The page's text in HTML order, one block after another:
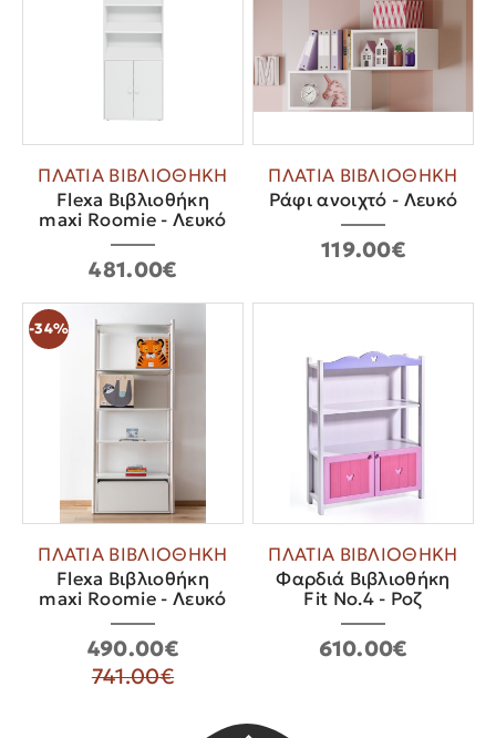
ΠΛΑΤΙΑ ΒΙΒΛΙΟΘΗΚΗ
Flexa Βιβλιοθήκη
maxi Roomie - Λευκό
481.00€
ΠΛΑΤΙΑ ΒΙΒΛΙΟΘΗΚΗ
Ράφι ανοιχτό - Λευκό
119.00€
-34%
ΠΛΑΤΙΑ ΒΙΒΛΙΟΘΗΚΗ
Flexa Βιβλιοθήκη
maxi Roomie - Λευκό
490.00€
741.00€
ΠΛΑΤΙΑ ΒΙΒΛΙΟΘΗΚΗ
Φαρδιά Βιβλιοθήκη
Fit No.4 - Ροζ
610.00€